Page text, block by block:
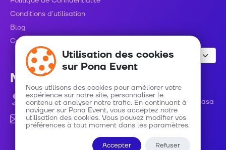
Conditions d'utilisation
Blog
Contact
Nous contacter
Avenue Roi Baudouin numéro 48 C/ Gombe - Kinshasa
info@ponaevent.com
Utilisation des cookies
sur Pona Event
Nous utilisons des cookies pour améliorer votre
expérience sur notre site, personnaliser le
contenu et analyser notre trafic. En continuant à
naviguer sur Pona Event, vous acceptez notre
utilisation des cookies. Vous pouvez modifier vos
préférences à tout moment dans les paramètres.
Accepter Refuser